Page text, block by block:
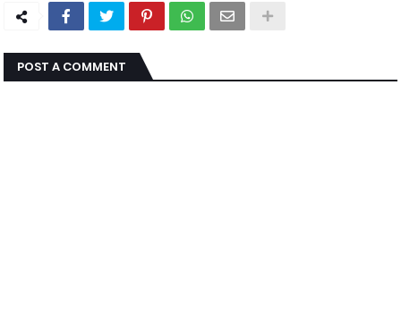
POST A COMMENT